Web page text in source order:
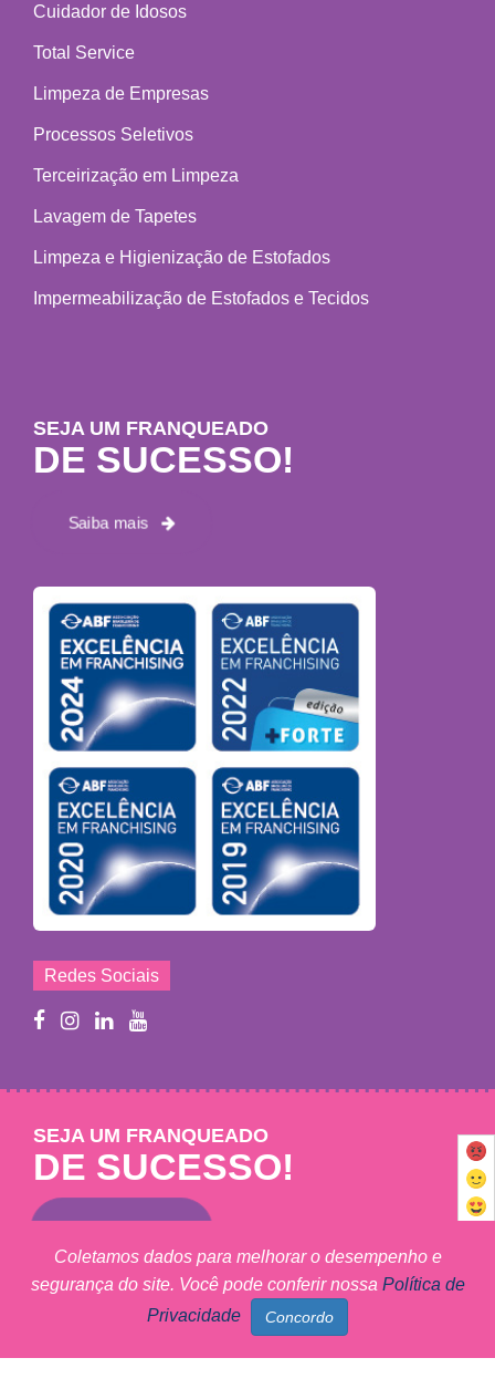
Cuidador de Idosos
Total Service
Limpeza de Empresas
Processos Seletivos
Terceirização em Limpeza
Lavagem de Tapetes
Limpeza e Higienização de Estofados
Impermeabilização de Estofados e Tecidos
SEJA UM FRANQUEADO
DE SUCESSO!
Saiba mais
Redes Sociais
SEJA UM FRANQUEADO
DE SUCESSO!
Mary Help - © 2011 - 2026 - Todos os direitos reservados
MARY HELP FRANCHISING LTDA - CNPJ: 09.102.320/0001-27
Marketing Digital Sunset
Coletamos dados para melhorar o desempenho e
segurança do site. Você pode conferir nossa Política de
Privacidade